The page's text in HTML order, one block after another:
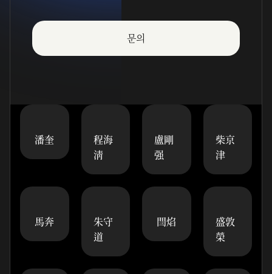
문의
潘奎
程海
淸
盧剛
强
柴京
津
馬奔
朱守
道
閆焰
盛敦
榮